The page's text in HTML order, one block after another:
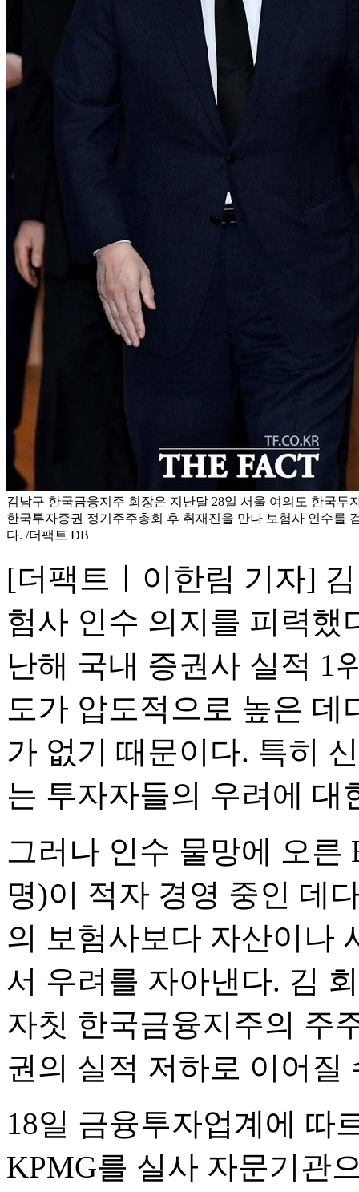
김남구 한국금융지주 회장은 지난달 28일 서울 여의도 한국투
한국투자증권 정기주주총회 후 취재진을 만나 보험사 인수를
다. /더팩트 DB
[더팩트ㅣ이한림 기자]
험사 인수 의지를 피력했
난해 국내 증권사 실적 1
도가 압도적으로 높은 데
가 없기 때문이다. 특히
는 투자자들의 우려에 대
그러나 인수 물망에 오른
명)이 적자 경영 중인 데
의 보험사보다 자산이나
서 우려를 자아낸다. 김
자칫 한국금융지주의 주
권의 실적 저하로 이어질
18일 금융투자업계에 따
KPMG를 실사 자문기관